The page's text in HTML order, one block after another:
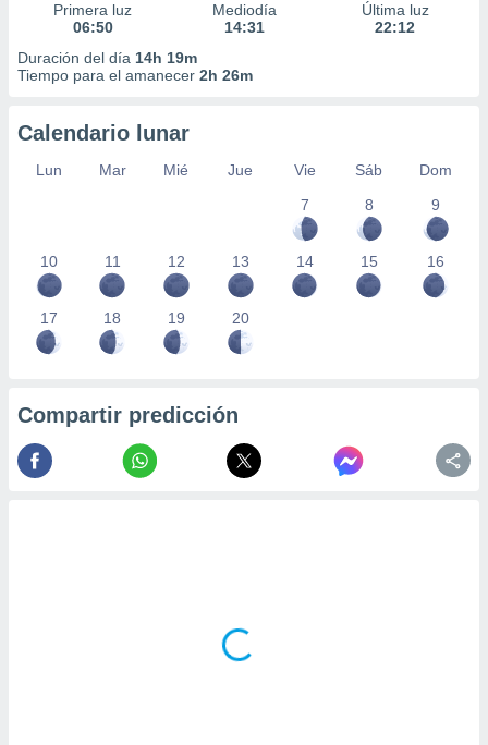
Primera luz
06:50
Mediodía
14:31
Última luz
22:12
Duración del día 14h 19m
Tiempo para el amanecer 2h 26m
Calendario lunar
Lun Mar Mié Jue Vie Sáb
Dom
7
8 9
10 11 12 13 14 15 16
17 18 19 20
Compartir predicción